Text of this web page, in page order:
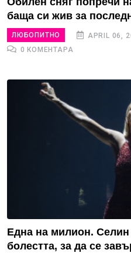
баща си жив за
ЛЮБОПИТНО APRIL 06,
0 КОМЕНТАРА
Една на милион.
болестта, за да се